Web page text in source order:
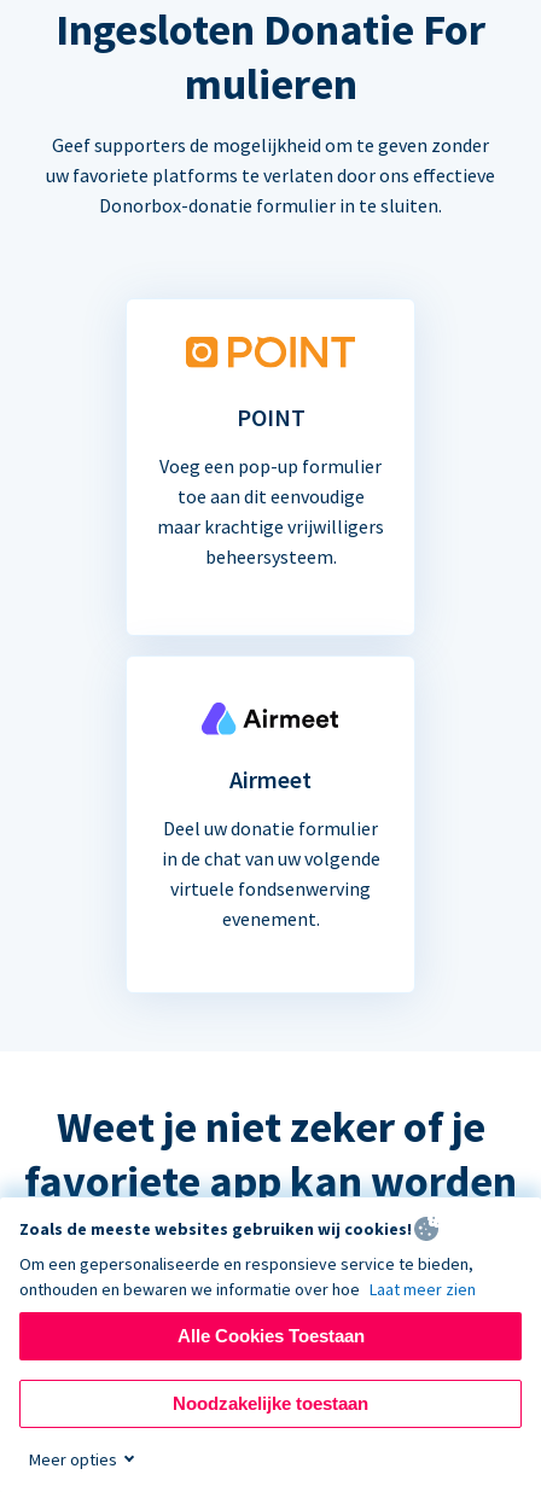
Ingesloten Donatie For
mulieren
Geef supporters de mogelijkheid om te geven zonder
uw favoriete platforms te verlaten door ons effectieve
Donorbox-donatie formulier in te sluiten.
POINT
Voeg een pop-up formulier
toe aan dit eenvoudige
maar krachtige vrijwilligers
beheersysteem.
Airmeet
Deel uw donatie formulier
in de chat van uw volgende
virtuele fondsenwerving
evenement.
Weet je niet zeker of je
favoriete app kan worden
geïntegreerd?
Het antwoord is waarschijnlijk ja, maar
neem contact op met de ondersteuning
en we helpen u graag verder!
Zoals de meeste websites gebruiken wij cookies!
Om een gepersonaliseerde en responsieve service te bieden,
onthouden en bewaren we informatie over hoe Laat meer zien
Alle Cookies Toestaan
Noodzakelijke toestaan
Meer opties